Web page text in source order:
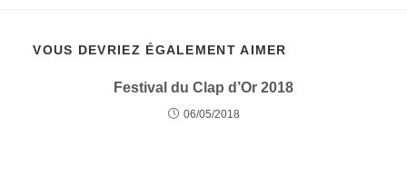
VOUS DEVRIEZ ÉGALEMENT AIMER
Festival du Clap d’Or 2018
06/05/2018